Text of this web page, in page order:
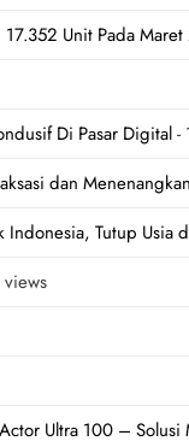
Unit Pada
Di Pasar Digital-
dan
Tutup Usia
Ultra 100 –